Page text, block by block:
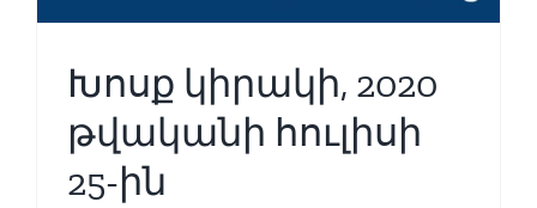
Խոսք կիրակի, 2020
թվականի հուլիսի
25-ին